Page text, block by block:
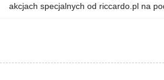
akcjach specjalnych od riccardo.pl na